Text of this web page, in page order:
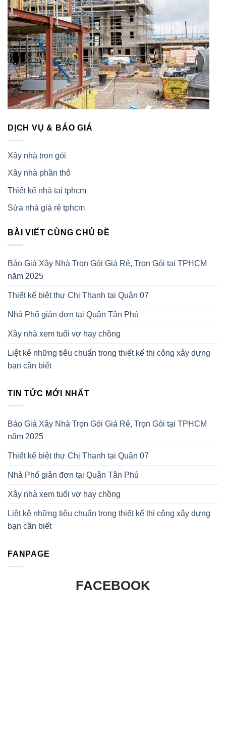
DỊCH VỤ & BÁO GIÁ
Xây nhà trọn gói
Xây nhà phần thô
Thiết kế nhà tại tphcm
Sửa nhà giá rẻ tphcm
BÀI VIẾT CÙNG CHỦ ĐỀ
Báo Giá Xây Nhà Trọn Gói Giá Rẻ, Trọn Gói tại TPHCM
năm 2025
Thiết kế biệt thự Chị Thanh tại Quận 07
Nhà Phố giản đơn tại Quận Tân Phú
Xây nhà xem tuổi vợ hay chồng
Liệt kê những tiêu chuẩn trong thiết kế thi công xây dựng
bạn cần biết
TIN TỨC MỚI NHẤT
Báo Giá Xây Nhà Trọn Gói Giá Rẻ, Trọn Gói tại TPHCM
năm 2025
Thiết kế biệt thự Chị Thanh tại Quận 07
Nhà Phố giản đơn tại Quận Tân Phú
Xây nhà xem tuổi vợ hay chồng
Liệt kê những tiêu chuẩn trong thiết kế thi công xây dựng
bạn cần biết
FANPAGE
FACEBOOK